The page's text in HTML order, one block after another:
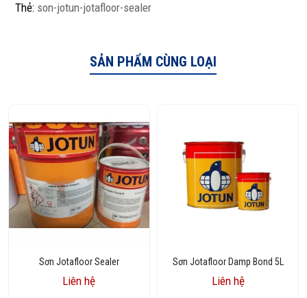
Thẻ: son-jotun-jotafloor-sealer
SẢN PHẨM CÙNG LOẠI
Sơn Jotafloor Sealer
Liên hệ
Sơn Jotafloor Damp Bond 5L
Liên hệ